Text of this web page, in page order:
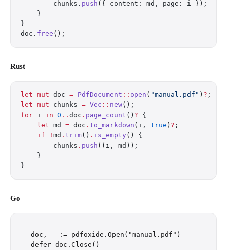
        chunks.
push ({ content: md, page: i });
    }
}
doc. free ();
Rust
let mut doc = PdfDocument :: open ( "manual.pdf" ) ? ;
let mut chunks = Vec :: new();
for i in 0 .. doc . page_count () ? {
    let
md = doc . to_markdown (i, true ) ? ;
    if
! md . trim() . is_empty () {
        chunks
. push ((i, md));
    }
}
Go
doc, _ := pdfoxide.Open("manual.pdf")
defer doc.Close()